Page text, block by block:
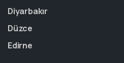
Diyarbakır
Düzce
Edirne